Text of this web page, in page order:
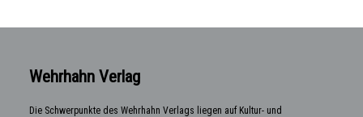
Wehrhahn Verlag
Die Schwerpunkte des Wehrhahn Verlags liegen auf Kultur- und